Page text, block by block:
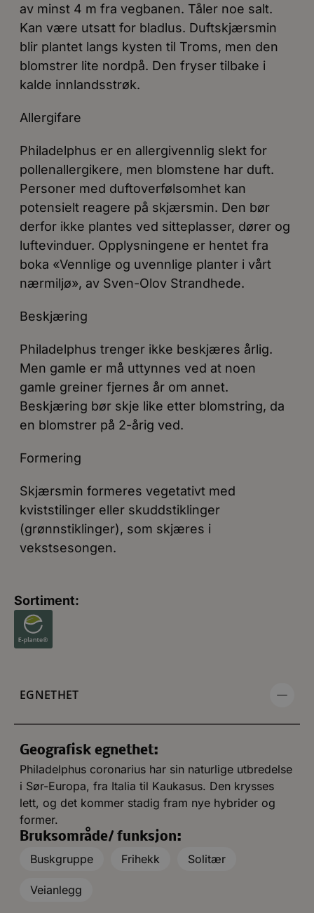
av minst 4 m fra vegbanen. Tåler noe salt.
Kan være utsatt for bladlus. Duftskjærsmin
blir plantet langs kysten til Troms, men den
blomstrer lite nordpå. Den fryser tilbake i
kalde innlandsstrøk.
Allergifare
Philadelphus er en allergivennlig slekt for
pollenallergikere, men blomstene har duft.
Personer med duftoverfølsomhet kan
potensielt reagere på skjærsmin. Den bør
derfor ikke plantes ved sitteplasser, dører og
luftevinduer. Opplysningene er hentet fra
boka «Vennlige og uvennlige planter i vårt
nærmiljø», av Sven-Olov Strandhede.
Beskjæring
Philadelphus trenger ikke beskjæres årlig.
Men gamle er må uttynnes ved at noen
gamle greiner fjernes år om annet.
Beskjæring bør skje like etter blomstring, da
en blomstrer på 2-årig ved.
Formering
Skjærsmin formeres vegetativt med
kviststilinger eller skuddstiklinger
(grønnstiklinger), som skjæres i
vekstsesongen.
Sortiment:
EGNETHET
Geografisk egnethet:
Philadelphus coronarius har sin naturlige utbredelse
i Sør-Europa, fra Italia til Kaukasus. Den krysses
lett, og det kommer stadig fram nye hybrider og
former.
Bruksområde/ funksjon:
Buskgruppe
Frihekk Solitær
Veianlegg